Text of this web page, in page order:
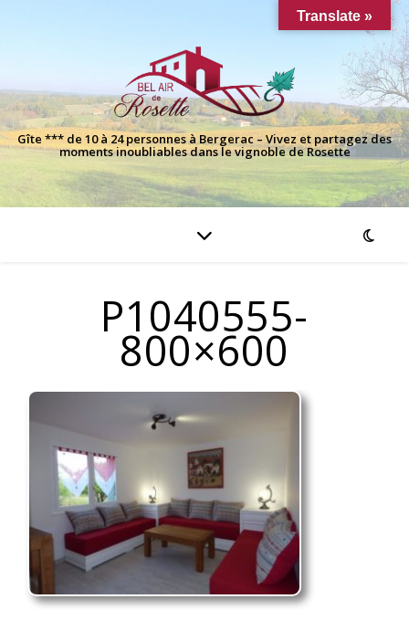
Gîte *** de 10 à 24 personnes à Bergerac – Vivez et partagez des
moments inoubliables dans le vignoble de Rosette
P1040555-
800×600
Translate »